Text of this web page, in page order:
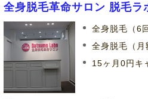
全身脱毛革命サロン 脱毛ラ
全身脱毛（6
全身脱毛（
15ヶ月0円キ